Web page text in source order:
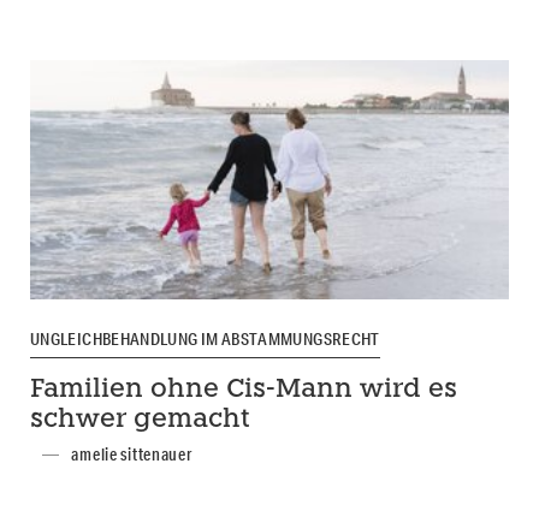
UNGLEICHBEHANDLUNG IM ABSTAMMUNGSRECHT
Familien ohne Cis-Mann wird es
schwer gemacht
amelie sittenauer